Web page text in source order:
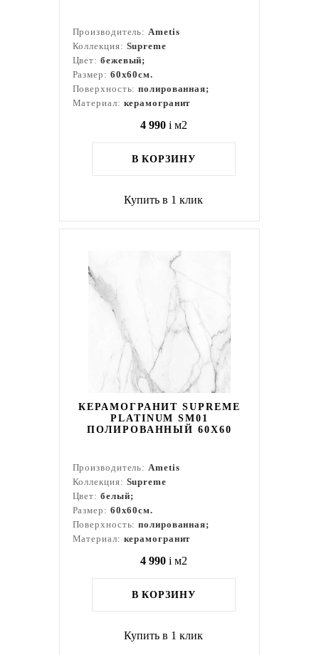
Производитель:Ametis
Коллекция: Supreme
Цвет: бежевый;
Размер: 60x60см.
Поверхность:полированная;
Материал: керамогранит
4 990 i м2
В КОРЗИНУ
Купить в 1 клик
КЕРАМОГРАНИТ SUPREME
PLATINUM SM01
ПОЛИРОВАННЫЙ 60X60
Производитель:Ametis
Коллекция: Supreme
Цвет: белый;
Размер: 60x60см.
Поверхность:полированная;
Материал: керамогранит
4 990 i м2
В КОРЗИНУ
Купить в 1 клик